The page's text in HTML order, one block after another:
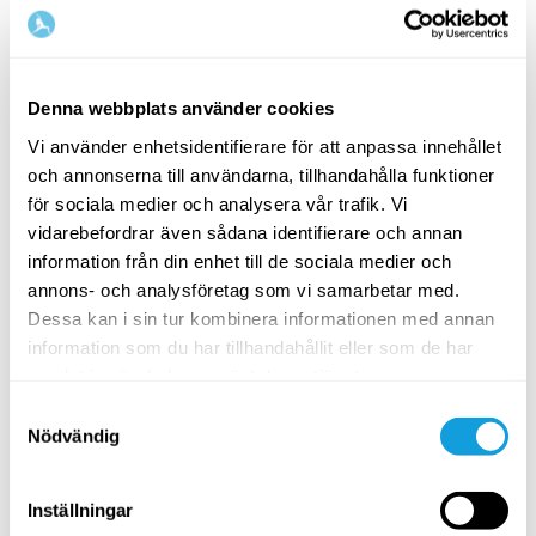
Denna webbplats använder cookies
Vi använder enhetsidentifierare för att anpassa innehållet
och annonserna till användarna, tillhandahålla funktioner
för sociala medier och analysera vår trafik. Vi
vidarebefordrar även sådana identifierare och annan
information från din enhet till de sociala medier och
annons- och analysföretag som vi samarbetar med.
Dessa kan i sin tur kombinera informationen med annan
information som du har tillhandahållit eller som de har
Nödvändig
Inställningar
Stresshantering – verktyg för
stress & oro
Sömn –
Relaterade utmaningar